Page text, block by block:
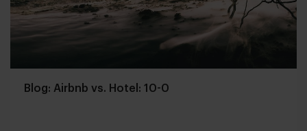
Blog: Airbnb vs. Hotel: 10-0